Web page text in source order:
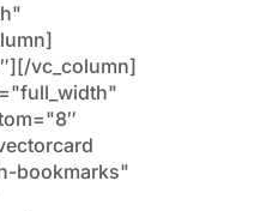
vc_column]
bookmarks"